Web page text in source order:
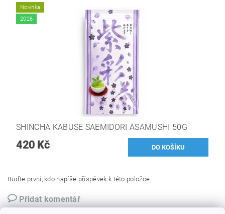
Novinka
2026
SHINCHA KABUSE SAEMIDORI ASAMUSHI 50G
420 Kč
Buďte první, kdo napíše příspěvek k této položce.
Přidat komentář